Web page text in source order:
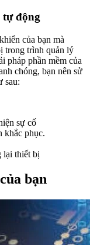
động
của bạn mà
trong trình quản lý
pháp phần mềm của
sau:
sự cố
khắc phục.
lại thiết bị
bạn